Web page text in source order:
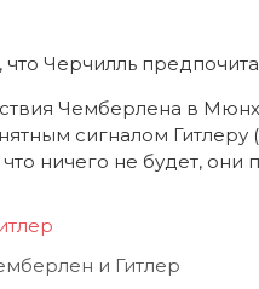
Черчилль
Чемберлена в
сигналом Гитлеру
что ничего не будет, они
и Гитлер